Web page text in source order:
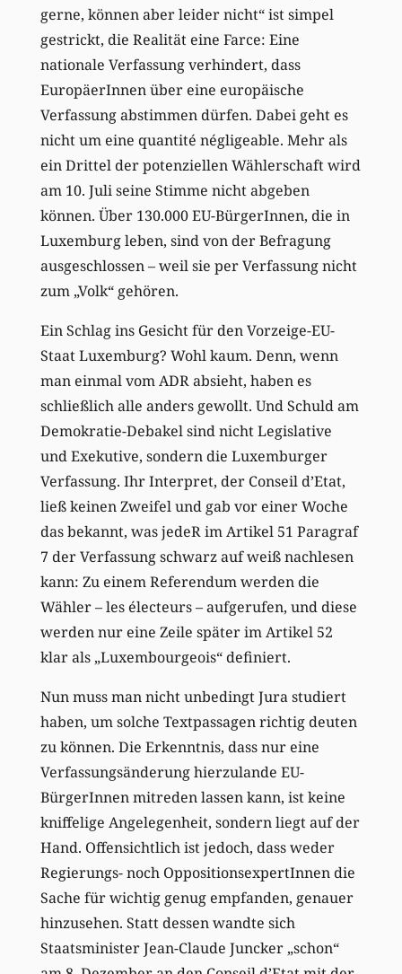
gerne, können aber leider nicht“ ist simpel
gestrickt, die Realität eine Farce: Eine
nationale Verfassung verhindert, dass
EuropäerInnen über eine europäische
Verfassung abstimmen dürfen. Dabei geht es
nicht um eine quantité négligeable. Mehr als
ein Drittel der potenziellen Wählerschaft wird
am 10. Juli seine Stimme nicht abgeben
können. Über 130.000 EU-BürgerInnen, die in
Luxemburg leben, sind von der Befragung
ausgeschlossen – weil sie per Verfassung nicht
zum „Volk“ gehören.
Ein Schlag ins Gesicht für den Vorzeige-EU-
Staat Luxemburg? Wohl kaum. Denn, wenn
man einmal vom ADR absieht, haben es
schließlich alle anders gewollt. Und Schuld am
Demokratie-Debakel sind nicht Legislative
und Exekutive, sondern die Luxemburger
Verfassung. Ihr Interpret, der Conseil d’Etat,
ließ keinen Zweifel und gab vor einer Woche
das bekannt, was jedeR im Artikel 51 Paragraf
7 der Verfassung schwarz auf weiß nachlesen
kann: Zu einem Referendum werden die
Wähler – les électeurs – aufgerufen, und diese
werden nur eine Zeile später im Artikel 52
klar als „Luxembourgeois“ definiert.
Nun muss man nicht unbedingt Jura studiert
haben, um solche Textpassagen richtig deuten
zu können. Die Erkenntnis, dass nur eine
Verfassungsänderung hierzulande EU-
BürgerInnen mitreden lassen kann, ist keine
kniffelige Angelegenheit, sondern liegt auf der
Hand. Offensichtlich ist jedoch, dass weder
Regierungs- noch OppositionsexpertInnen die
Sache für wichtig genug empfanden, genauer
hinzusehen. Statt dessen wandte sich
Staatsminister Jean-Claude Juncker „schon“